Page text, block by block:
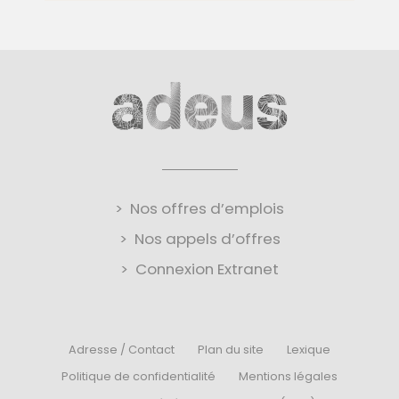
Nos offres d’emplois
Nos appels d’offres
Connexion Extranet
Adresse / Contact Plan du site
Lexique
Politique de confidentialité
Mentions légales